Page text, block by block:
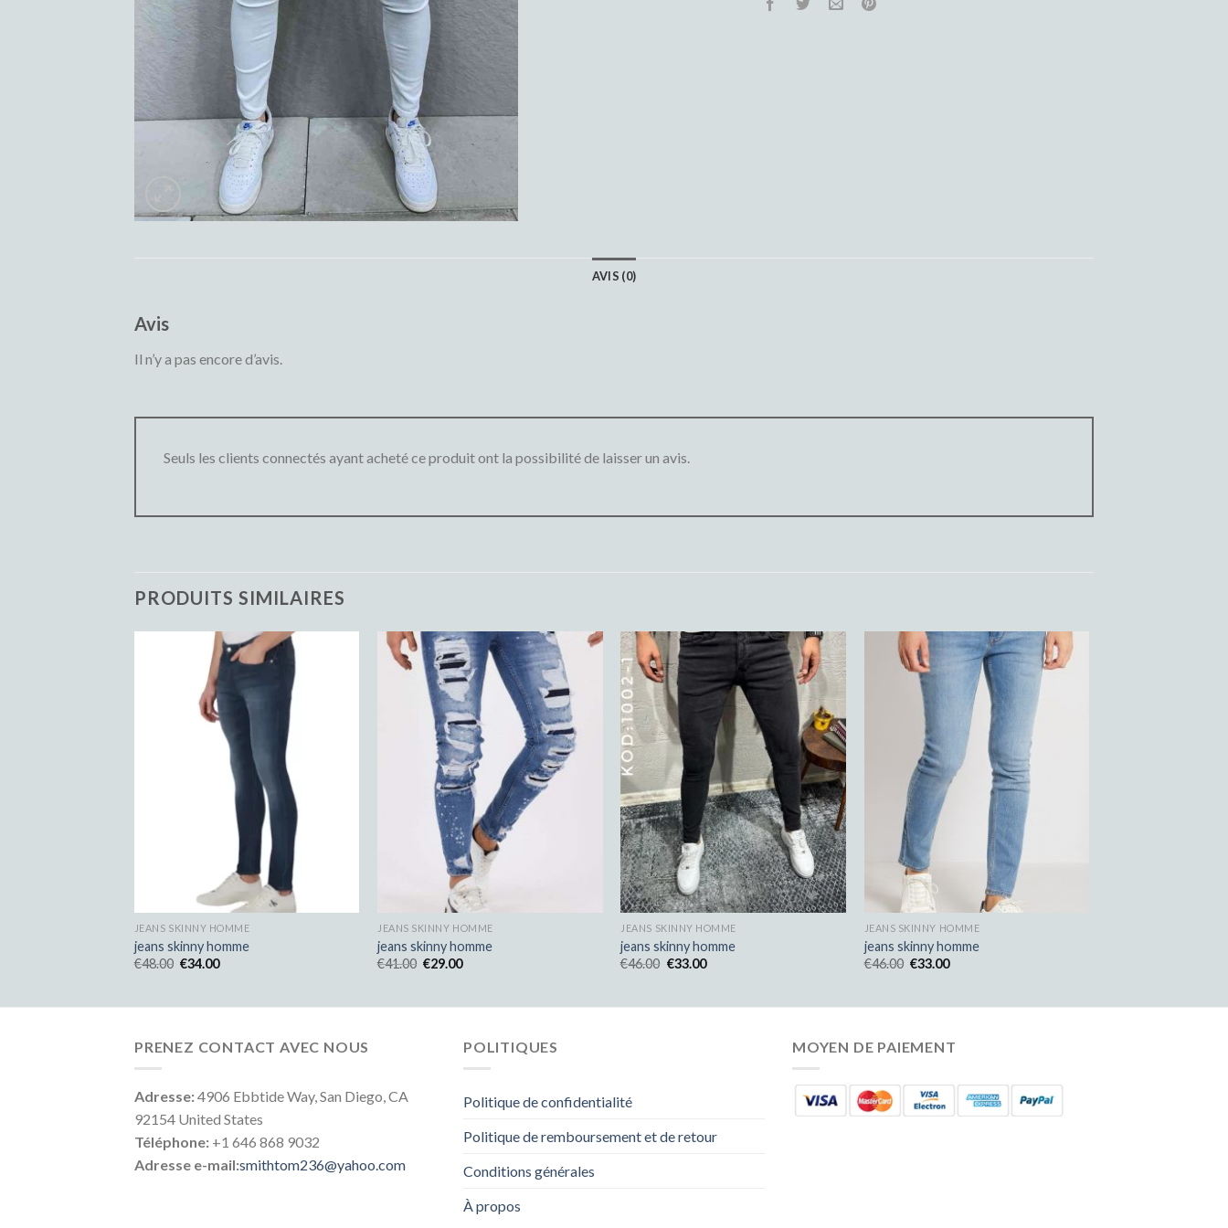
AVIS (0)
Avis
Il n’y a pas encore d’avis.
Seuls les clients connectés ayant acheté ce produit ont la possibilité de laisser un avis.
PRODUITS SIMILAIRES
JEANS SKINNY HOMME
jeans skinny homme
€48.00 €34.00
JEANS SKINNY HOMME
jeans skinny homme
€41.00 €29.00
JEANS SKINNY HOMME
jeans skinny homme
€46.00 €33.00
JEANS SKINNY HOMME
jeans skinny homme
€46.00 €33.00
PRENEZ CONTACT AVEC NOUS
Adresse:4906 Ebbtide Way, San Diego, CA
92154 United States
Téléphone: +1 646 868 9032
Adresse e-mail:smithtom236@yahoo.com
POLITIQUES
Politique de confidentialité
Politique de remboursement et de retour
Conditions générales
À propos
MOYEN DE PAIEMENT